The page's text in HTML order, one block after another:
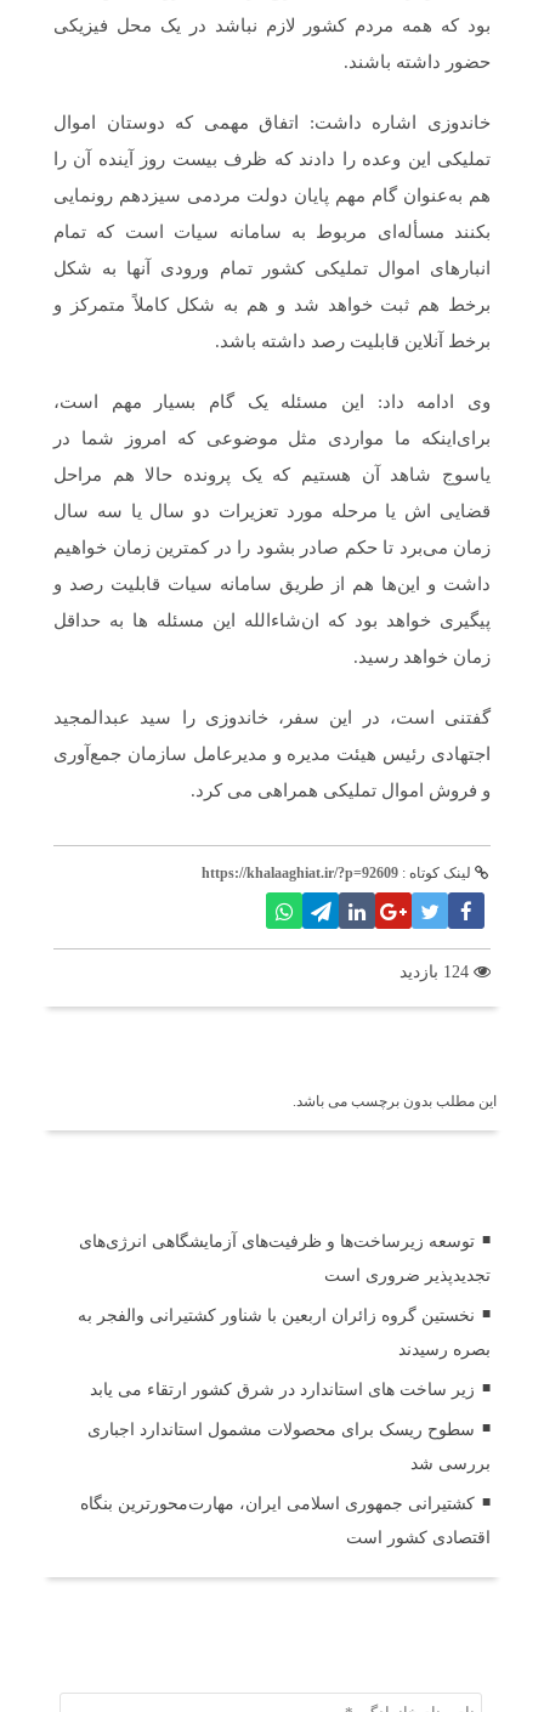
بود که همه مردم کشور لازم نباشد در یک محل فیزیکی
حضور داشته باشند.
خاندوزی اشاره داشت: اتفاق مهمی که دوستان اموال
تملیکی این وعده را دادند که ظرف بیست روز آینده آن را
هم به‌عنوان گام مهم پایان دولت مردمی سیزدهم رونمایی
بکنند مسأله‌ای مربوط به سامانه سیات است که تمام
انبارهای اموال تملیکی کشور تمام ورودی آنها به شکل
برخط هم ثبت خواهد شد و هم به شکل کاملاً متمرکز و
برخط آنلاین قابلیت رصد داشته باشد.
وی ادامه داد: این مسئله یک گام بسیار مهم است،
برای‌اینکه ما مواردی مثل موضوعی که امروز شما در
یاسوج شاهد آن هستیم که یک پرونده حالا هم مراحل
قضایی اش یا مرحله مورد تعزیرات دو سال یا سه سال
زمان می‌برد تا حکم صادر بشود را در کمترین زمان خواهیم
داشت و این‌ها هم از طریق سامانه سیات قابلیت رصد و
پیگیری خواهد بود که ان‌شاءالله این مسئله ها به حداقل
زمان خواهد رسید.
گفتنی است، در این سفر، خاندوزی را سید عبدالمجید
اجتهادی رئیس هیئت مدیره و مدیرعامل سازمان جمع‌آوری
و فروش اموال تملیکی همراهی می کرد.
لینک کوتاه : https://khalaaghiat.ir/?p=92609
این مطلب بدون برچسب می باشد.
توسعه زیرساخت‌ها و ظرفیت‌های آزمایشگاهی انرژی‌های
تجدیدپذیر ضروری است
نخستین گروه زائران اربعین با شناور کشتیرانی والفجر به
بصره رسیدند
زیر ساخت های استاندارد در شرق کشور ارتقاء می یابد
سطوح ریسک برای محصولات مشمول استاندارد اجباری
بررسی شد
کشتیرانی جمهوری اسلامی ایران، مهارت‌محورترین بنگاه
اقتصادی کشور است